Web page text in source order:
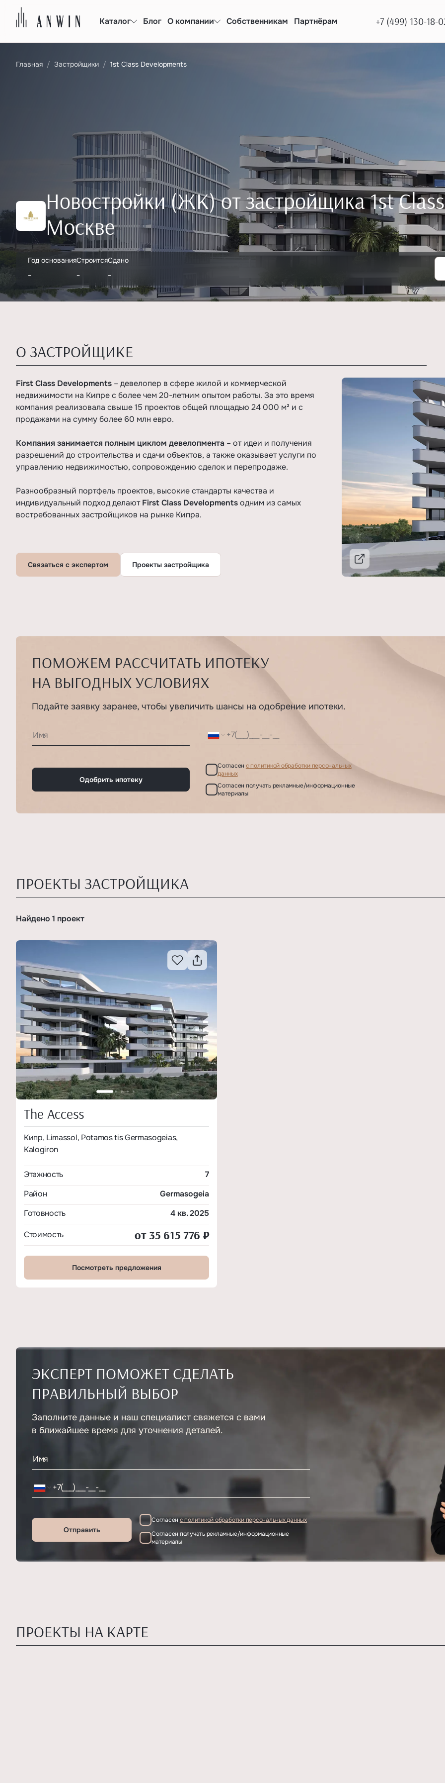
Каталог Блог О компании Собственникам Партнёрам +7 (499) 130-18-
Главная Застройщики 1st Class Developments
Новостройки (ЖК) от застройщика 1st
Москве
Год основания
-
Строится
-
Сдано
-
О ЗАСТРОЙЩИКЕ
First Class Developments – девелопер в сфере жилой и коммерческой
недвижимости на Кипре с более чем 20-летним опытом работы. За это время
компания реализовала свыше 15 проектов общей площадью 24 000 м² и с
продажами на сумму более 60 млн евро.
Компания занимается полным циклом девелопмента – от идеи и получения
разрешений до строительства и сдачи объектов, а также оказывает услуги по
управлению недвижимостью, сопровождению сделок и перепродаже.
Разнообразный портфель проектов, высокие стандарты качества и
индивидуальный подход делаютFirst Class Developmentsодним из самых
востребованных застройщиков на рынке Кипра.
Связаться с экспертом Проекты застройщика Подробнее
ПОМОЖЕМ РАССЧИТАТЬ ИПОТЕКУ
НА ВЫГОДНЫХ УСЛОВИЯХ
Подайте заявку заранее, чтобы увеличить шансы на одобрение ипотеки.
Одобрить ипотеку
Согласен с политикой обработки персональных
данных
Согласен получать рекламные/информационные
материалы
ПРОЕКТЫ ЗАСТРОЙЩИКА
Найдено 1 проект
The Access
Кипр, Limassol, Potamos tis Germasogeias,
Kalogiron
Этажность
7
Район
Germasogeia
Готовность
4 кв. 2025
Стоимость от 35 615 776 ₽
Посмотреть предложения
ЭКСПЕРТ ПОМОЖЕТ СДЕЛАТЬ
ПРАВИЛЬНЫЙ ВЫБОР
Заполните данные и наш специалист свяжется с вами
в ближайшее время для уточнения деталей.
Отправить
Согласенс политикой обработки персональных данных
Согласен получать рекламные/информационные
материалы
ПРОЕКТЫ НА КАРТЕ